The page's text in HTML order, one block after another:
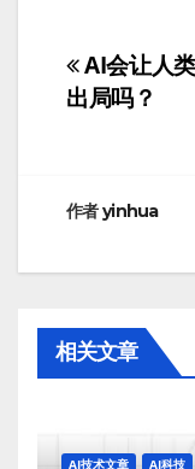
文
章
航
AI会让人类
出局吗？
作者yinhua
相关文章
AI技术文章 AI科技